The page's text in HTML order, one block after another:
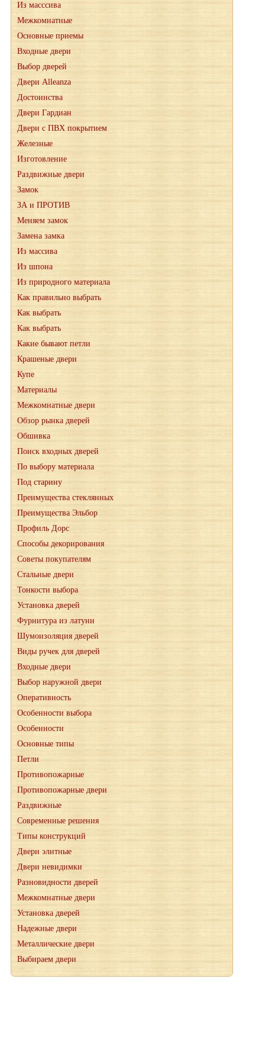
Из масссива
Межкомнатные
Основные приемы
Входные двери
Выбор дверей
Двери Alleanza
Достоинства
Двери Гардиан
Двери с ПВХ покрытием
Железные
Изготовление
Раздвижные двери
Замок
ЗА и ПРОТИВ
Меняем замок
Замена замка
Из массива
Из шпона
Из природного материала
Как правильно выбрать
Как выбрать
Как выбрать
Какие бывают петли
Крашеные двери
Купе
Материалы
Межкомнатные двери
Обзор рынка дверей
Обшивка
Поиск входных дверей
По выбору материала
Под старину
Преимущества стеклянных
Преимущества Эльбор
Профиль Дорс
Способы декорирования
Советы покупателям
Стальные двери
Тонкости выбора
Установка дверей
Фурнитура из латуни
Шумоизоляция дверей
Виды ручек для дверей
Входные двери
Выбор наружной двери
Оперативность
Особенности выбора
Особенности
Основные типы
Петли
Противопожарные
Противопожарные двери
Раздвижные
Современные решения
Типы конструкций
Двери элитные
Двери невидимки
Разновидности дверей
Межкомнатные двери
Установка дверей
Надежные двери
Металлические двери
Выбираем двери